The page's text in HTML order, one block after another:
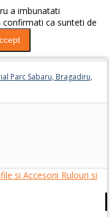
a imbunatati
confirmati ca sunteti de
Parc Sabaru, Bragadiru,